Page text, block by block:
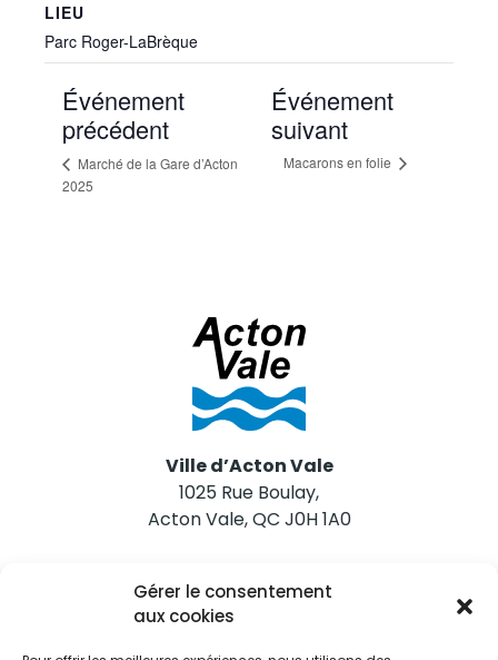
Gérer le consentement
aux cookies
LIEU
Parc Roger-LaBrèque
Événement
précédent
Marché de la Gare d’Acton
2025
Événement
suivant
Macarons en folie
Ville d’Acton Vale
1025 Rue Boulay,
Acton Vale, QC J0H 1A0
Nous joindre
Tél. 450 546-2703